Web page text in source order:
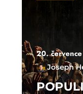
20.
Joseph